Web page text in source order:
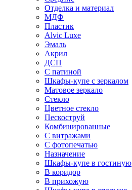
Отделка и материал
МДФ
Пластик
Alvic Luxe
Эмаль
Акрил
ДСП
С патиной
Шкафы-купе с зеркалом
Матовое зеркало
Стекло
Цветное стекло
Пескоструй
Комбинированные
С витражами
С фотопечатью
Назначение
Шкафы-купе в гостиную
В коридор
В прихожую